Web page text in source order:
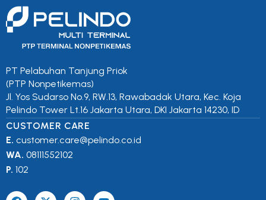
PT Pelabuhan Tanjung Priok
(PTP Nonpetikemas)
Jl. Yos Sudarso No.9, RW.13, Rawabadak Utara, Kec. Koja
Pelindo Tower Lt.16 Jakarta Utara, DKI Jakarta 14230, ID
CUSTOMER CARE
E. customer.care@pelindo.co.id
WA. 08111552102
P. 102